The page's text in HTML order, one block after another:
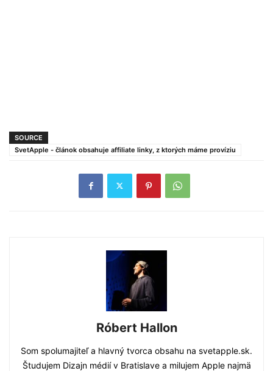
SOURCE
SvetApple - článok obsahuje affiliate linky, z ktorých máme províziu
Róbert Hallon
Som spolumajiteľ a hlavný tvorca obsahu na svetapple.sk.
Študujem Dizajn médií v Bratislave a milujem Apple najmä